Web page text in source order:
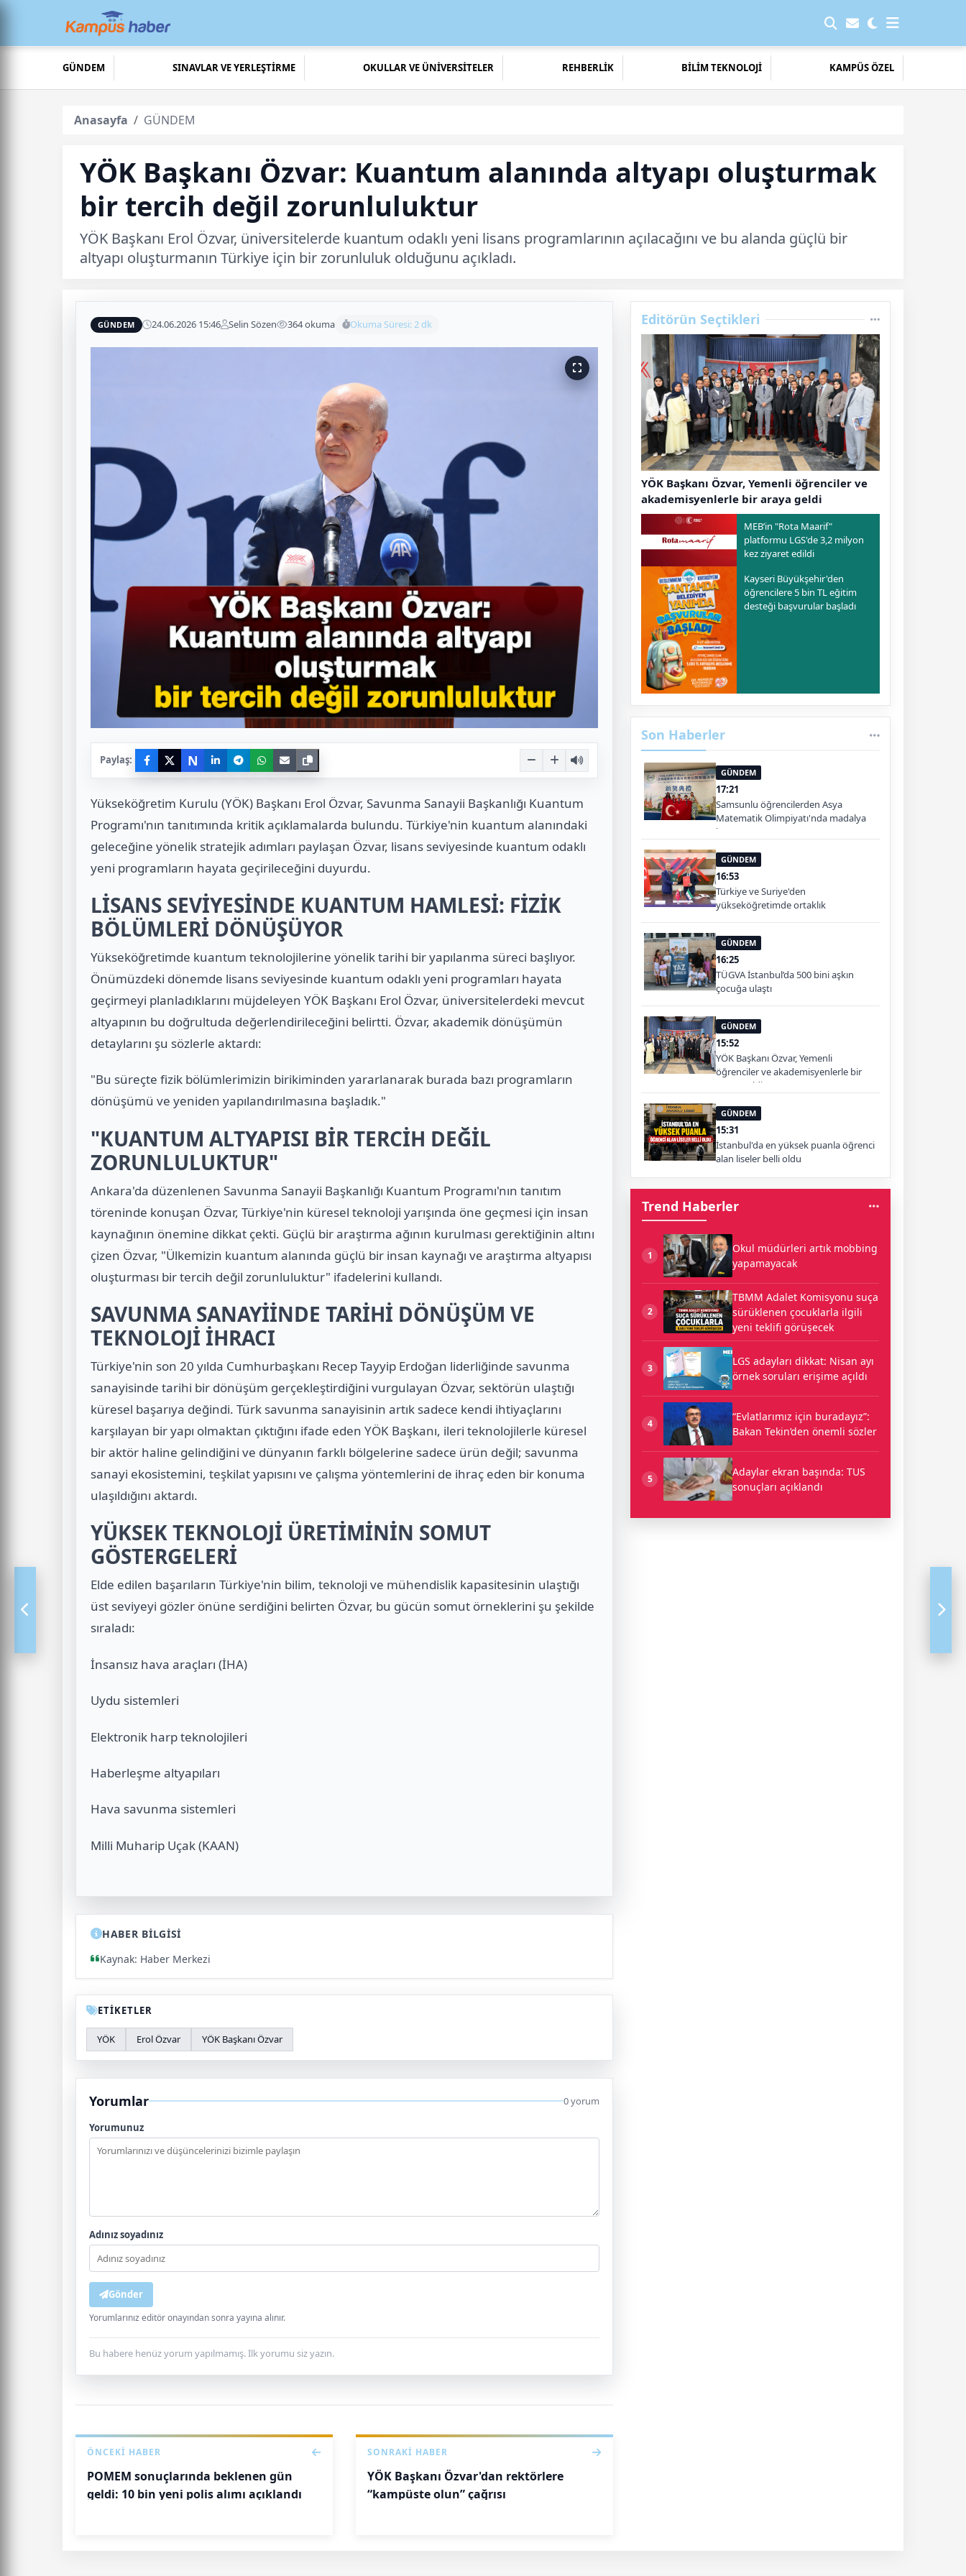
GÜNDEM SINAVLAR VE YERLEŞTİRME OKULLAR VE ÜNİVERSİTELER REHBERLİK BİLİM TEKNOLOJİ KAMPÜS ÖZEL
Anasayfa GÜNDEM
YÖK Başkanı Özvar: Kuantum alanında altyapı oluşturmak
bir tercih değil zorunluluktur
YÖK Başkanı Erol Özvar, üniversitelerde kuantum odaklı yeni lisans programlarının açılacağını ve bu alanda güçlü bir
altyapı oluşturmanın Türkiye için bir zorunluluk olduğunu açıkladı.
GÜNDEM 24.06.2026 15:46 Selin Sözen 364 okuma Okuma Süresi: 2 dk
Paylaş: N
Yükseköğretim Kurulu (YÖK) Başkanı Erol Özvar, Savunma Sanayii Başkanlığı Kuantum
Programı'nın tanıtımında kritik açıklamalarda bulundu. Türkiye'nin kuantum alanındaki
geleceğine yönelik stratejik adımları paylaşan Özvar, lisans seviyesinde kuantum odaklı
yeni programların hayata geçirileceğini duyurdu.
LİSANS SEVİYESİNDE KUANTUM HAMLESİ: FİZİK
BÖLÜMLERİ DÖNÜŞÜYOR
Yükseköğretimde kuantum teknolojilerine yönelik tarihi bir yapılanma süreci başlıyor.
Önümüzdeki dönemde lisans seviyesinde kuantum odaklı yeni programları hayata
geçirmeyi planladıklarını müjdeleyen YÖK Başkanı Erol Özvar, üniversitelerdeki mevcut
altyapının bu doğrultuda değerlendirileceğini belirtti. Özvar, akademik dönüşümün
detaylarını şu sözlerle aktardı:
"Bu süreçte fizik bölümlerimizin birikiminden yararlanarak burada bazı programların
dönüşümü ve yeniden yapılandırılmasına başladık."
"KUANTUM ALTYAPISI BİR TERCİH DEĞİL
ZORUNLULUKTUR"
Ankara'da düzenlenen Savunma Sanayii Başkanlığı Kuantum Programı'nın tanıtım
töreninde konuşan Özvar, Türkiye'nin küresel teknoloji yarışında öne geçmesi için insan
kaynağının önemine dikkat çekti. Güçlü bir araştırma ağının kurulması gerektiğinin altını
çizen Özvar, "Ülkemizin kuantum alanında güçlü bir insan kaynağı ve araştırma altyapısı
oluşturması bir tercih değil zorunluluktur" ifadelerini kullandı.
SAVUNMA SANAYİİNDE TARİHİ DÖNÜŞÜM VE
TEKNOLOJİ İHRACI
Türkiye'nin son 20 yılda Cumhurbaşkanı Recep Tayyip Erdoğan liderliğinde savunma
sanayisinde tarihi bir dönüşüm gerçekleştirdiğini vurgulayan Özvar, sektörün ulaştığı
küresel başarıya değindi. Türk savunma sanayisinin artık sadece kendi ihtiyaçlarını
karşılayan bir yapı olmaktan çıktığını ifade eden YÖK Başkanı, ileri teknolojilerle küresel
bir aktör haline gelindiğini ve dünyanın farklı bölgelerine sadece ürün değil; savunma
sanayi ekosistemini, teşkilat yapısını ve çalışma yöntemlerini de ihraç eden bir konuma
ulaşıldığını aktardı.
YÜKSEK TEKNOLOJİ ÜRETİMİNİN SOMUT
GÖSTERGELERİ
Elde edilen başarıların Türkiye'nin bilim, teknoloji ve mühendislik kapasitesinin ulaştığı
üst seviyeyi gözler önüne serdiğini belirten Özvar, bu gücün somut örneklerini şu şekilde
sıraladı:
İnsansız hava araçları (İHA)
Uydu sistemleri
Elektronik harp teknolojileri
Haberleşme altyapıları
Hava savunma sistemleri
Milli Muharip Uçak (KAAN)
HABER BİLGİSİ
Kaynak: Haber Merkezi
ETİKETLER
YÖK Erol Özvar YÖK Başkanı Özvar
Yorumlar 0 yorum
Yorumunuz
Adınız soyadınız
Gönder
Yorumlarınız editör onayından sonra yayına alınır.
Bu habere henüz yorum yapılmamış. İlk yorumu siz yazın.
ÖNCEKI HABER
POMEM sonuçlarında beklenen gün
geldi: 10 bin yeni polis alımı açıklandı
SONRAKI HABER
YÖK Başkanı Özvar'dan rektörlere
“kampüste olun” çağrısı
Editörün Seçtikleri
YÖK Başkanı Özvar, Yemenli öğrenciler ve
akademisyenlerle bir araya geldi
MEB’in "Rota Maarif"
platformu LGS'de 3,2 milyon
kez ziyaret edildi
Kayseri Büyükşehir'den
öğrencilere 5 bin TL eğitim
desteği başvurular başladı
Son Haberler
GÜNDEM
17:21
Samsunlu öğrencilerden Asya
Matematik Olimpiyatı'nda madalya
başarısı
GÜNDEM
16:53
Türkiye ve Suriye'den
yükseköğretimde ortaklık
GÜNDEM
16:25
TÜGVA İstanbul’da 500 bini aşkın
çocuğa ulaştı
GÜNDEM
15:52
YÖK Başkanı Özvar, Yemenli
öğrenciler ve akademisyenlerle bir
araya geldi
GÜNDEM
15:31
İstanbul'da en yüksek puanla öğrenci
alan liseler belli oldu
Trend Haberler
1
Okul müdürleri artık mobbing
yapamayacak
2
TBMM Adalet Komisyonu suça
sürüklenen çocuklarla ilgili
yeni teklifi görüşecek
3
LGS adayları dikkat: Nisan ayı
örnek soruları erişime açıldı
4
“Evlatlarımız için buradayız”:
Bakan Tekin’den önemli sözler
5
Adaylar ekran başında: TUS
sonuçları açıklandı